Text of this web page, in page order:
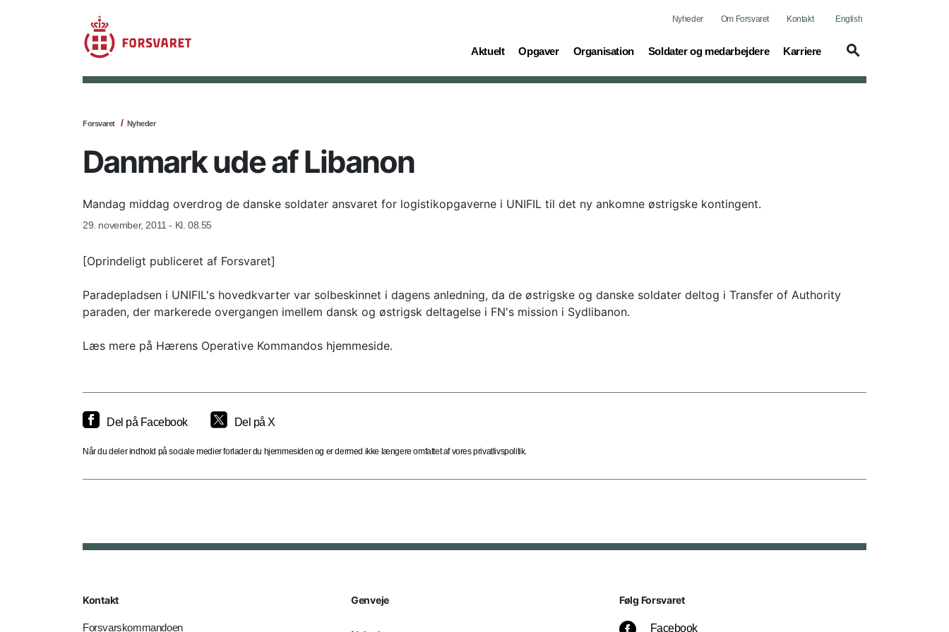
Nyheder Om Forsvaret Kontakt English
Aktuelt
(current) Opgaver
(current) Organisation
(current) Soldater og medarbejdere
(current) Karriere
(current)
Forsvaret Nyheder
Danmark ude af Libanon
Mandag middag overdrog de danske soldater ansvaret for logistikopgaverne i UNIFIL til det ny ankomne østrigske kontingent.
29. november, 2011 - Kl. 08.55
[Oprindeligt publiceret af Forsvaret]
Paradepladsen i UNIFIL's hovedkvarter var solbeskinnet i dagens anledning, da de østrigske og danske soldater deltog i Transfer of Authority
paraden, der markerede overgangen imellem dansk og østrigsk deltagelse i FN's mission i Sydlibanon.
Læs mere på Hærens Operative Kommandos hjemmeside.
Del på Facebook Del på X
Når du deler indhold på sociale medier forlader du hjemmesiden og er dermed ikke længere omfattet af vores privatlivspolitik.
Kontakt
Forsvarskommandoen
Genveje Følg Forsvaret
Facebook